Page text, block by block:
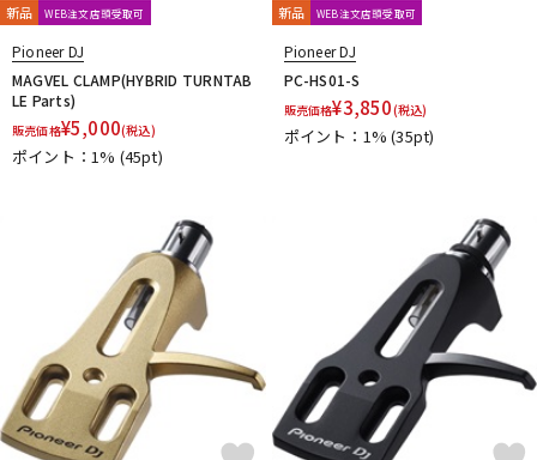
新品 WEB注文店頭受取可
Pioneer DJ
MAGVEL CLAMP(HYBRID TURNTAB
LE Parts)
販売価格¥5,000(税込)
ポイント：1% (45pt)
新品 WEB注文店頭受取可
Pioneer DJ
PC-HS01-S
販売価格¥3,850(税込)
ポイント：1%(35pt)